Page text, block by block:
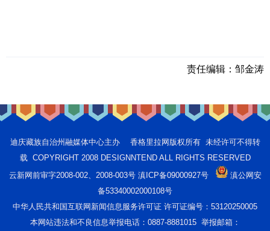
责任编辑： 邹金涛
迪庆藏族自治州融媒体中心主办 香格里拉网版权所有 未经许可不得转
载 COPYRIGHT 2008 DESIGNNTEND ALL RIGHTS RESERVED
云新网前审字2008-002、2008-003号 滇ICP备09000927号
滇公网安
备53340002000108号
中华人民共和国互联网新闻信息服务许可证 许可证编号：53120250005
本网站违法和不良信息举报电话：0887-8881015 举报邮箱：